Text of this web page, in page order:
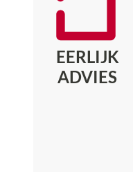
EERLIJK
ADVIES